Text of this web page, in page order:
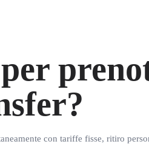
con tariffe fisse, ritiro